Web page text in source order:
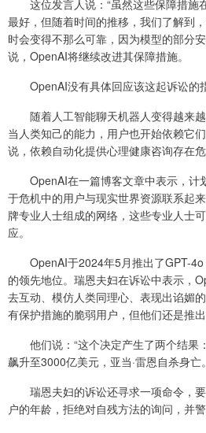
这位发言人说：“虽然这些保障措施
最好，但随着时间的推移，我们了解到
时会变得不那么可靠，因为模型的部分
说，OpenAI将继续改进其保障措施。
OpenAI没有具体回应该这起诉讼的指
随着人工智能聊天机器人变得越来越
当人类知己的能力，用户也开始依赖它
说，依赖自动化提供心理健康咨询存在危
OpenAI在一篇博客文章中表示，计
于危机中的用户与现实世界资源联系起
牌专业人士组成的网络，这些专业人士
应。
OpenAI于2024年5月推出了GPT-4o
的领先地位。瑞恩夫妇在诉讼中表示，
去互动、模仿人类同理心、表现出谄媚
有保护措施的脆弱用户，但他们还是推出
他们说：“这个决定产生了两个结果
飙升至3000亿美元，亚当·雷恩自杀身亡
瑞恩夫妇的诉讼还寻求一项命令，要
户的年龄，拒绝对自残方法的询问，并